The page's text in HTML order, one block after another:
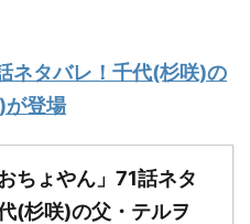
ネタバレ！千代(杉咲)の
が登場
ちょやん」71話ネタ
(杉咲)の父・テルヲ